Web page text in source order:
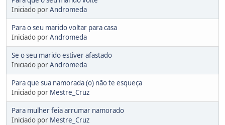
Iniciado porAndromeda
Para o seu marido voltar para casa
Iniciado porAndromeda
Se o seu marido estiver afastado
Iniciado porAndromeda
Para que sua namorada (o) não te esqueça
Iniciado por Mestre_Cruz
Para mulher feia arrumar namorado
Iniciado por Mestre_Cruz